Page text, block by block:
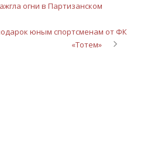
огни в Партизанском
юным спортсменам от ФК
«Тотем»